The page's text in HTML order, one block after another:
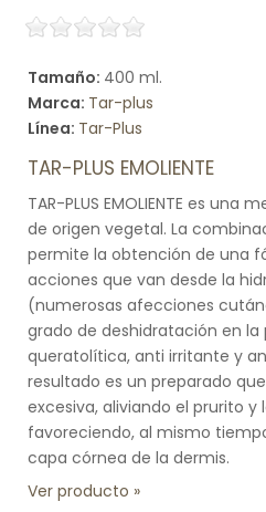
Tamaño: 400 ml.
Marca: Tar-plus
Línea: Tar-Plus
TAR-PLUS EMOLIENTE
TAR-PLUS EMOLIENTE es
de origen vegetal. La
permite la obtención de una
acciones que van desde la
(numerosas afecciones
grado de deshidratación en
queratolítica, anti irritante y
resultado es un preparado
excesiva, aliviando el prurito
favoreciendo, al mismo
capa córnea de la dermis.
Ver producto